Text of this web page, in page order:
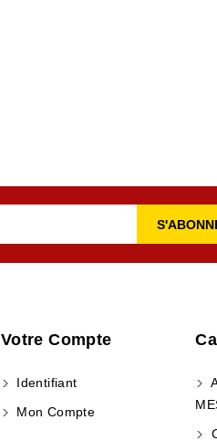
Votre Compte
Identifiant
Mon Compte